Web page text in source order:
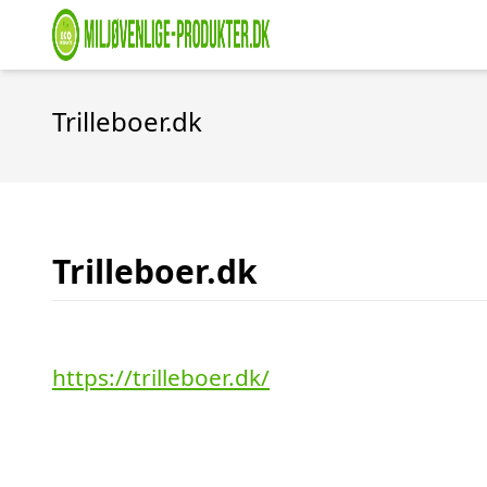
Trilleboer.dk
Trilleboer.dk
https://trilleboer.dk/